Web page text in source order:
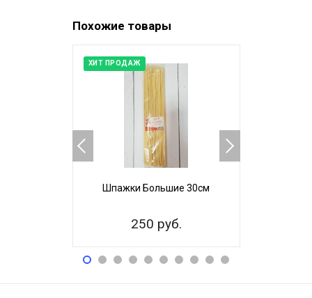
Похожие товары
ХИТ ПРОДАЖ
Шпажки Большие 30см
250 руб.